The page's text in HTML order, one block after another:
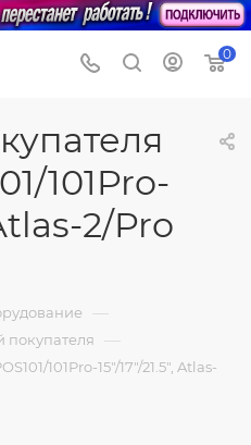
0
101Pro-
2/Pro
—
покупателя —
101Pro-15"/17"/21.5", Atlas-